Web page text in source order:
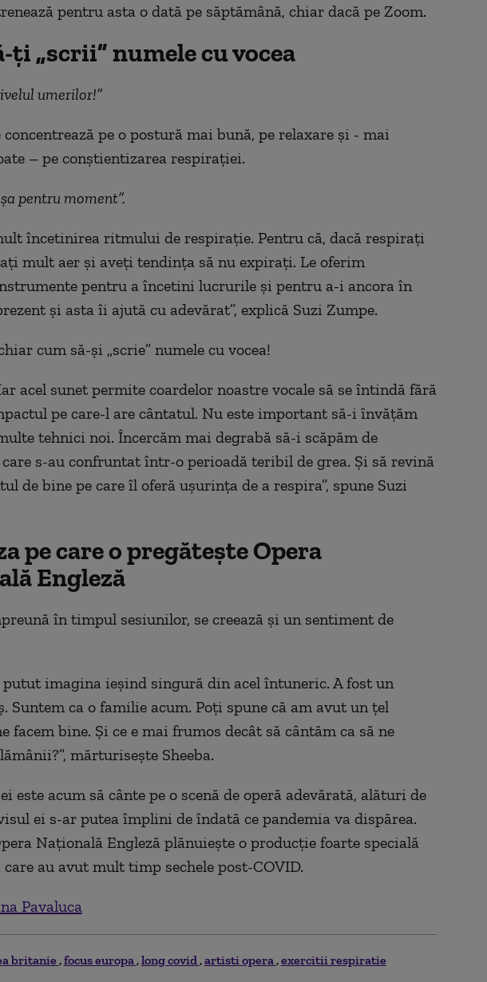
pentru asta o dată pe săptămână, chiar dacă pe Zoom.
ți „scrii” numele cu vocea
umerilor!”
concentrează pe o postură mai bună, pe relaxare și - mai
– pe conștientizarea respirației.
pentru moment”.
încetinirea ritmului de respirație. Pentru că, dacă respirați
mult aer și aveți tendința să nu expirați. Le oferim
pentru a încetini lucrurile și pentru a-i ancora în
și asta îi ajută cu adevărat”, explică Suzi Zumpe.
cum să-și „scrie” numele cu vocea!
acel sunet permite coardelor noastre vocale să se întindă fără
pe care-l are cântatul. Nu este important să-i învățăm
tehnici noi. Încercăm mai degrabă să-i scăpăm de
s-au confruntat într-o perioadă teribil de grea. Și să revină
de bine pe care îl oferă ușurința de a respira”, spune Suzi
pe care o pregătește Opera
Engleză
în timpul sesiunilor, se creează și un sentiment de
putut imagina ieșind singură din acel întuneric. A fost un
Suntem ca o familie acum. Poți spune că am avut un țel
facem bine. Și ce e mai frumos decât să cântăm ca să ne
mărturisește Sheeba.
este acum să cânte pe o scenă de operă adevărată, alături de
ei s-ar putea împlini de îndată ce pandemia va dispărea.
Națională Engleză plănuiește o producție foarte specială
au avut mult timp sechele post-COVID.
Pavaluca
britanie focus europa long covid artisti opera exercitii respiratie